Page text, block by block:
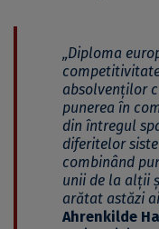
„Diploma
absolvenților
punerea în
din întregul
diferitelor
combinând
unii de la alții
arătat astăzi
Ahrenkilde